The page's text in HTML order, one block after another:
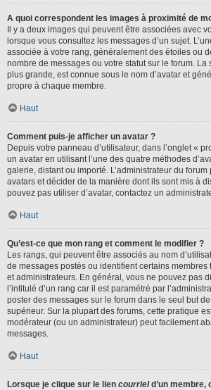
A quoi correspondent les images à proximité de
Il y a deux images qui peuvent être associées avec
lorsque vous consultez les messages d’un sujet.
associée à votre rang, généralement des étoiles ou
nombre de messages ou votre statut sur le forum.
plus grande, est connue sous le nom d’avatar et
propre à chaque membre.
Haut
Comment puis-je afficher un avatar ?
Depuis votre panneau d’utilisateur, dans l’onglet «
un avatar en utilisant l’une des quatre méthodes
galerie, distant ou importé. L’administrateur du
avatars et décider de la manière dont ils sont mis à
pouvez pas utiliser d’avatar, contactez un
Haut
Qu’est-ce que mon rang et comment le modifier ?
Les rangs, qui peuvent être associés au nom
de messages postés ou identifient certains
et administrateurs. En général, vous ne pouvez pas
l’intitulé d’un rang car il est paramétré par
poster des messages sur le forum dans le seul but
supérieur. Sur la plupart des forums, cette pratique
modérateur (ou un administrateur) peut facilement
messages.
Haut
Lorsque je clique sur le lien courrield’un membre,